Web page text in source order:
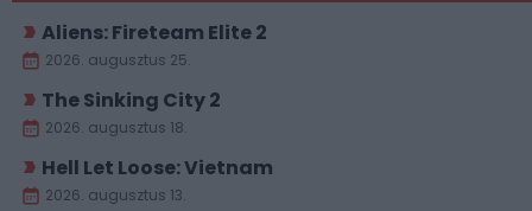
Aliens: Fireteam Elite 2
2026. augusztus 25.
The Sinking City 2
2026. augusztus 18.
Hell Let Loose: Vietnam
2026. augusztus 13.